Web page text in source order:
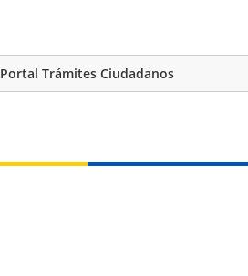
Portal Trámites Ciudadanos